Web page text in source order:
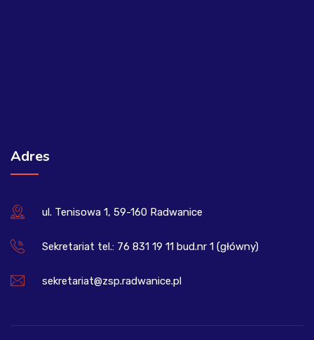
Adres
ul. Tenisowa 1, 59-160 Radwanice
Sekretariat tel.: 76 831 19 11 bud.nr 1 (główny)
sekretariat@zsp.radwanice.pl